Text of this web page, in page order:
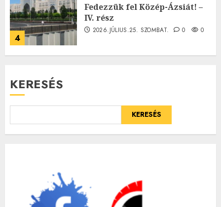
4
Fedezzük fel Közép-Ázsiát! –
IV. rész
2026.JÚLIUS.25. SZOMBAT. 0 0
KERESÉS
KERESÉS